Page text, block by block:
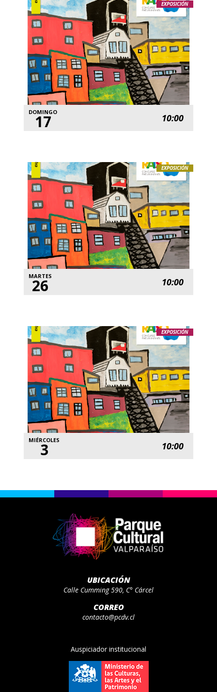
EXPOSICIÓN
DOMINGO
17 10:00
EXPOSICIÓN
MARTES
26 10:00
EXPOSICIÓN
MIÉRCOLES
3 10:00
UBICACIÓN
Calle Cumming 590, C° Cárcel
CORREO
contacto@pcdv.cl
Auspiciador institucional